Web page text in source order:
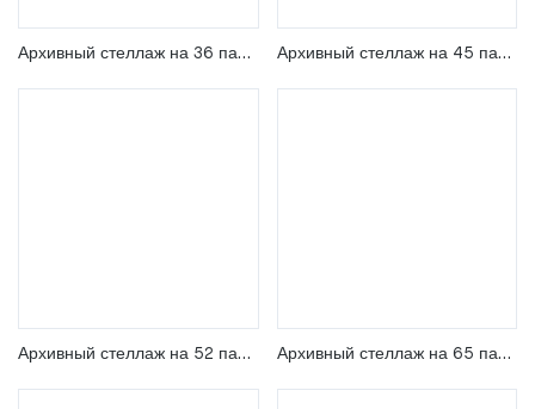
Архивный стеллаж на 36 папок, высота 1,5 м Архивный стеллаж на 45 папок, высота 1,8 м и 2 м
Архивный стеллаж на 52 папки, высота 1,5 м Архивный стеллаж на 65 папок, высота 1,8 м и 2 м